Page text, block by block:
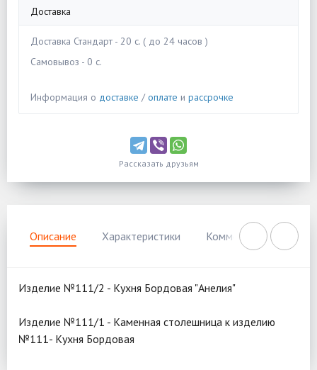
Доставка
Доставка Стандарт - 20 c. ( до 24 часов )
Самовывоз - 0 c.
Информация о доставке /оплате и рассрочке
Рассказать друзьям
Описание Характеристики Комментарии
Изделие №111/2 - Кухня Бордовая "Анелия"
Изделие №111/1 - Каменная столешница к изделию
№111- Кухня Бордовая